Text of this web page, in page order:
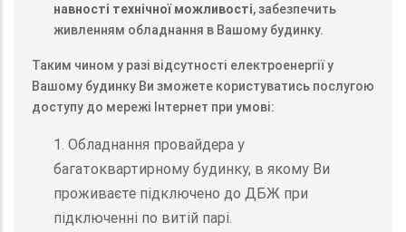
навності технічної можливості, забезпечить
живленням обладнання в Вашому будинку.
Таким чином у разі відсутності електроенергії у
Вашому будинку Ви зможете користуватись послугою
доступу до мережі Інтернет при умові:
1. Обладнання провайдера у
багатоквартирному будинку, в якому Ви
проживаєте підключено до ДБЖ при
підключенні по витій парі.